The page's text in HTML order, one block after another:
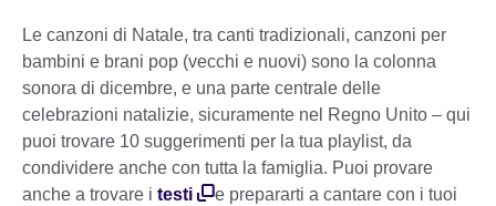
Le canzoni di Natale, tra canti tradizionali, canzoni per
bambini e brani pop (vecchi e nuovi) sono la colonna
sonora di dicembre, e una parte centrale delle
celebrazioni natalizie, sicuramente nel Regno Unito – qui
puoi trovare 10 suggerimenti per la tua playlist, da
condividere anche con tutta la famiglia. Puoi provare
anche a trovare i testi
e prepararti a cantare con i tuoi